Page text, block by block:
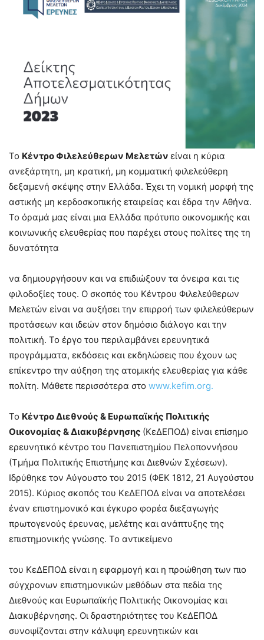
Το Κέντρο Φιλελεύθερων Μελετών είναι η κύρια
ανεξάρτητη, μη κρατική, μη κομματική φιλελεύθερη
δεξαμενή σκέψης στην Ελλάδα. Έχει τη νομική μορφή της
αστικής μη κερδοσκοπικής εταιρείας και έδρα την Αθήνα.
Το όραμά μας είναι μια Ελλάδα πρότυπο οικονομικής και
κοινωνικής ελευθερίας που παρέχει στους πολίτες της τη
δυνατότητα
να δημιουργήσουν και να επιδιώξουν τα όνειρα και τις
φιλοδοξίες τους. Ο σκοπός του Κέντρου Φιλελεύθερων
Μελετών είναι να αυξήσει την επιρροή των φιλελεύθερων
προτάσεων και ιδεών στον δημόσιο διάλογο και την
πολιτική. Το έργο του περιλαμβάνει ερευνητικά
προγράμματα, εκδόσεις και εκδηλώσεις που έχουν ως
επίκεντρο την αύξηση της ατομικής ελευθερίας για κάθε
πολίτη. Μάθετε περισσότερα στο www.kefim.org.
Το ΚέντροΔιεθνούς & Ευρωπαϊκής Πολιτικής
Οικονομίας &Διακυβέρνησης (ΚεΔΕΠΟΔ) είναι επίσημο
ερευνητικό κέντρο του Πανεπιστημίου Πελοποννήσου
(Τμήμα Πολιτικής Επιστήμης και Διεθνών Σχέσεων).
Ιδρύθηκε τον Αύγουστο του 2015 (ΦΕΚ 1812, 21 Αυγούστου
2015). Κύριος σκοπός του ΚεΔΕΠΟΔ είναι να αποτελέσει
έναν επιστημονικό και έγκυρο φορέα διεξαγωγής
πρωτογενούς έρευνας, μελέτης και ανάπτυξης της
επιστημονικής γνώσης. Το αντικείμενο
του ΚεΔΕΠΟΔ είναι η εφαρμογή και η προώθηση των πιο
σύγχρονων επιστημονικών μεθόδων στα πεδία της
Διεθνούς και Ευρωπαϊκής Πολιτικής Οικονομίας και
Διακυβέρνησης. Οι δραστηριότητες του ΚεΔΕΠΟΔ
συνοψίζονται στην κάλυψη ερευνητικών και